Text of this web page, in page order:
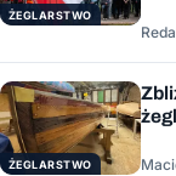
ŻEGLARSTWO
ŻEGLARSTWO